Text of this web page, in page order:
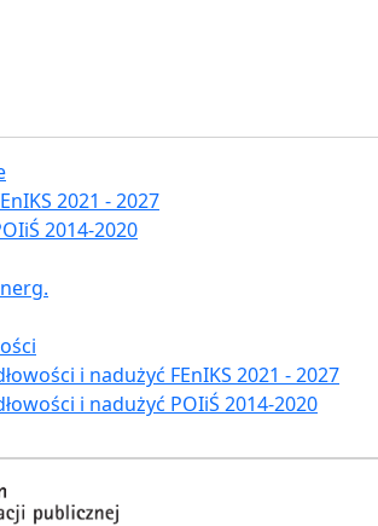
2021 - 2027
2014-2020
i nadużyć FEnIKS 2021 - 2027
i nadużyć POIiŚ 2014-2020